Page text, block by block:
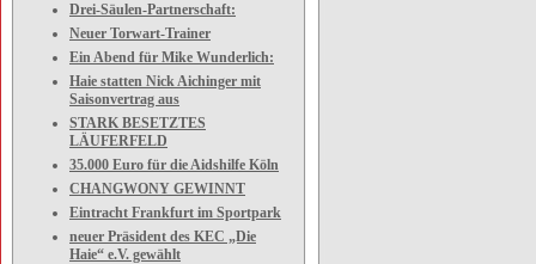
Drei-Säulen-Partnerschaft:
Neuer Torwart-Trainer
Ein Abend für Mike Wunderlich:
Haie statten Nick Aichinger mit
Saisonvertrag aus
STARK BESETZTES
LÄUFERFELD
35.000 Euro für die Aidshilfe Köln
CHANGWONY GEWINNT
Eintracht Frankfurt im Sportpark
neuer Präsident des KEC „Die
Haie“ e.V. gewählt